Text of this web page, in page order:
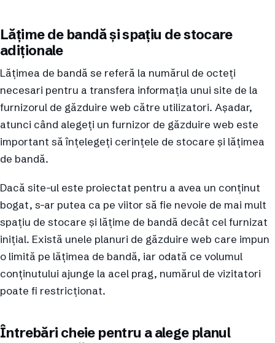
Lățime de bandă și spațiu de stocare
adiționale
Lățimea de bandă se referă la numărul de octeți
necesari pentru a transfera informația unui site de la
furnizorul de găzduire web către utilizatori. Așadar,
atunci când alegeți un furnizor de găzduire web este
important să înțelegeți cerințele de stocare și lățimea
de bandă.
Dacă site-ul este proiectat pentru a avea un conținut
bogat, s-ar putea ca pe viitor să fie nevoie de mai mult
spațiu de stocare și lățime de bandă decât cel furnizat
inițial. Există unele planuri de găzduire web care impun
o limită pe lățimea de bandă, iar odată ce volumul
conținutului ajunge la acel prag, numărul de vizitatori
poate fi restricționat.
Întrebări cheie pentru a alege planul